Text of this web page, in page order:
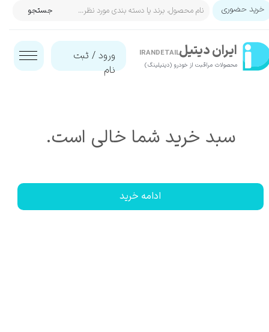
ایران‌ دیتیل
محصولات مراقبت از خودرو (دیتیلینگ)​​​​​​​
IRANDETAIL ورود / ثبت
نام
حساب کاربری من
تغییر گذر واژه
جستجو خرید حضوری
سبد خرید شما خالی است.
ادامه خرید